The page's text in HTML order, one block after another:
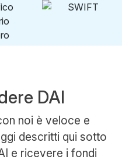
DAI
noi è veloce e
descritti qui sotto
e ricevere i fondi